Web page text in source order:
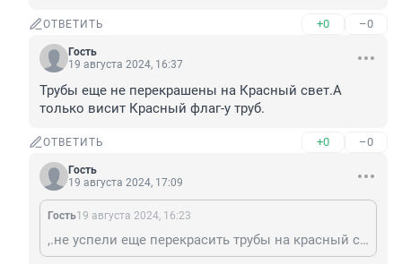
ОТВЕТИТЬ +0 –0
Гость
19 августа 2024, 16:37
Трубы еще не перекрашены на Красный свет.А
только висит Красный флаг-у труб.
ОТВЕТИТЬ +0 –0
Гость
19 августа 2024, 17:09
Гость19 августа 2024, 16:23
,.не успели еще перекрасить трубы на красный свет-только=повисли Красный Флаг-- Ура-Ура-Ура,,.